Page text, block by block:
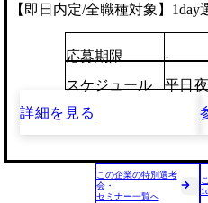
【即日内定/全職種対象】
応募期限
-
スケジュール
平日
詳細を見る
この企業の特別選考
会・
セミナー一覧へ